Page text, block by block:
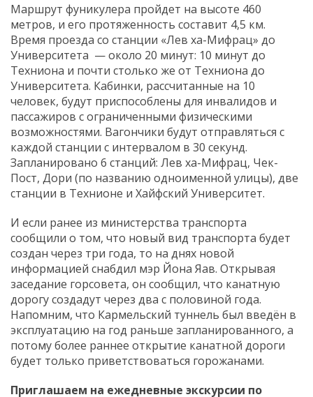
Маршрут фуникулера пройдет на высоте 460
метров, и его протяженность составит 4,5 км.
Время проезда со станции «Лев ха-Мифрац» до
Университета — около 20 минут: 10 минут до
Техниона и почти столько же от Техниона до
Университета. Кабинки, рассчитанные на 10
человек, будут приспособлены для инвалидов и
пассажиров с ограниченными физическими
возможностями. Вагончики будут отправляться с
каждой станции с интервалом в 30 секунд.
Запланировано 6 станций: Лев ха-Мифрац, Чек-
Пост, Дори (по названию одноименной улицы), две
станции в Технионе и Хайфский Университет.
И если ранее из министерства транспорта
сообщили о том, что новый вид транспорта будет
создан через три года, то на днях новой
информацией снабдил мэр Йона Яав. Открывая
заседание горсовета, он сообщил, что канатную
дорогу создадут через два с половиной года.
Напомним, что Кармельский туннель был введён в
эксплуатацию на год раньше запланированного, а
потому более раннее открытие канатной дороги
будет только приветствоваться горожанами.
Приглашаем на ежедневные экскурсии по